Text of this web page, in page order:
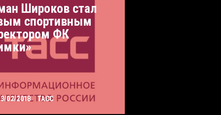
02/2018 ТАСС
Широков стал
спортивным
ФК